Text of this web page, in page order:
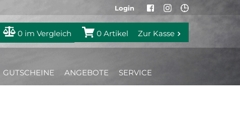
Login
0 im Vergleich 0 Artikel Zur Kasse
GUTSCHEINE ANGEBOTE SERVICE